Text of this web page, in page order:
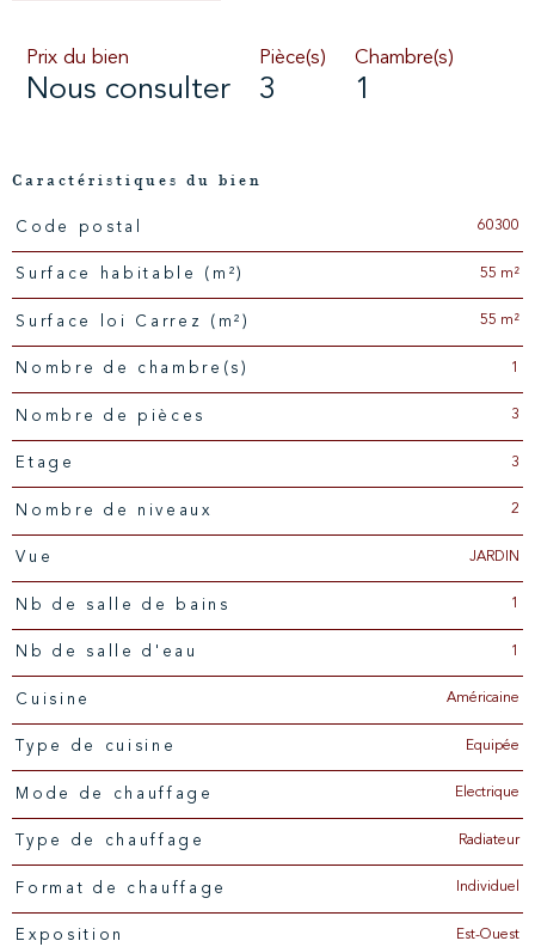
Prix du bien
Nous consulter
Pièce(s)
3
Chambre(s)
1
Caractéristiques du bien
Caractéristiques Valeurs
Code postal 60300
Surface habitable (m²) 55 m²
Surface loi Carrez (m²) 55 m²
Nombre de chambre(s) 1
Nombre de pièces 3
Etage 3
Nombre de niveaux 2
Vue JARDIN
Nb de salle de bains 1
Nb de salle d'eau 1
Cuisine Américaine
Type de cuisine Equipée
Mode de chauffage Electrique
Type de chauffage Radiateur
Format de chauffage Individuel
Exposition Est-Ouest